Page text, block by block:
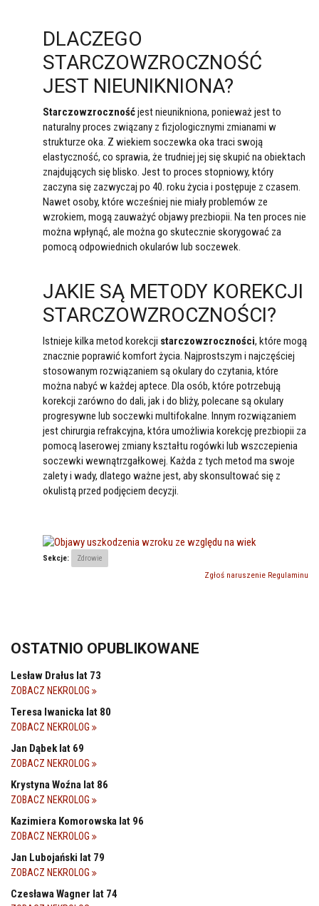
DLACZEGO
STARCZOWZROCZNOŚĆ
JEST NIEUNIKNIONA?
Starczowzrocznośćjest nieunikniona, ponieważ jest to
naturalny proces związany z fizjologicznymi zmianami w
strukturze oka. Z wiekiem soczewka oka traci swoją
elastyczność, co sprawia, że trudniej jej się skupić na obiektach
znajdujących się blisko. Jest to proces stopniowy, który
zaczyna się zazwyczaj po 40. roku życia i postępuje z czasem.
Nawet osoby, które wcześniej nie miały problemów ze
wzrokiem, mogą zauważyć objawy prezbiopii. Na ten proces nie
można wpłynąć, ale można go skutecznie skorygować za
pomocą odpowiednich okularów lub soczewek.
JAKIE SĄ METODY KOREKCJI
STARCZOWZROCZNOŚCI?
Istnieje kilka metod korekcji starczowzroczności, które mogą
znacznie poprawić komfort życia. Najprostszym i najczęściej
stosowanym rozwiązaniem są okulary do czytania, które
można nabyć w każdej aptece. Dla osób, które potrzebują
korekcji zarówno do dali, jak i do bliży, polecane są okulary
progresywne lub soczewki multifokalne. Innym rozwiązaniem
jest chirurgia refrakcyjna, która umożliwia korekcję prezbiopii za
pomocą laserowej zmiany kształtu rogówki lub wszczepienia
soczewki wewnątrzgałkowej. Każda z tych metod ma swoje
zalety i wady, dlatego ważne jest, aby skonsultować się z
okulistą przed podjęciem decyzji.
Sekcje:
Zdrowie
Zgłoś naruszenie Regulaminu
OSTATNIO OPUBLIKOWANE
Lesław Drałus lat 73
ZOBACZ NEKROLOG
Teresa Iwanicka lat 80
ZOBACZ NEKROLOG
Jan Dąbek lat 69
ZOBACZ NEKROLOG
Krystyna Woźna lat 86
ZOBACZ NEKROLOG
Kazimiera Komorowska lat 96
ZOBACZ NEKROLOG
Jan Lubojański lat 79
ZOBACZ NEKROLOG
Czesława Wagner lat 74